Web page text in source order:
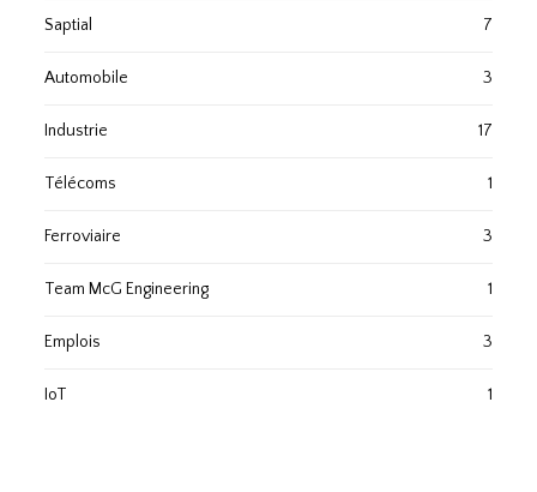
Saptial 7
Automobile 3
Industrie 17
Télécoms 1
Ferroviaire 3
Team McG Engineering 1
Emplois 3
IoT 1